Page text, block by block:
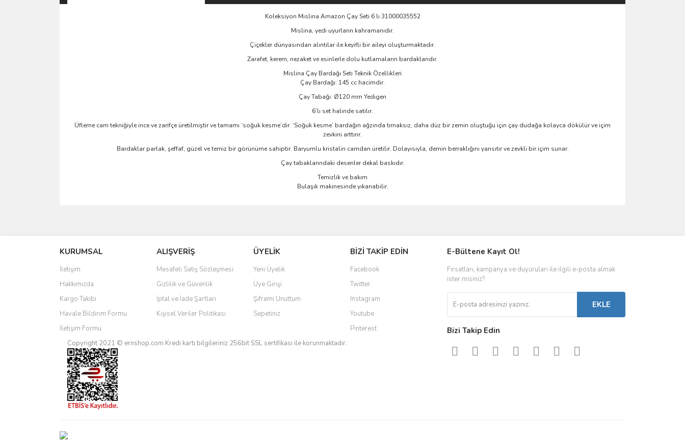
Koleksiyon Mislina Amazon Çay Seti 6 lı 31000035552
Mislina, yedi uyurların kahramanıdır.
Çiçekler dünyasından alıntılar ile keyifli bir aileyi oluşturmaktadır.
Zarafet, kerem, nezaket ve esinlerle dolu kutlamaların bardaklarıdır.
Mislina Çay Bardağı Seti Teknik Özellikleri
Çay Bardağı: 145 cc hacimdir.
Çay Tabağı: Ø120 mm Yedigen
6’lı set halinde satılır.
Üfleme cam tekniğiyle ince ve zarifçe üretilmiştir ve tamamı ‘soğuk kesme’dir. ‘Soğuk kesme’ bardağın ağzında tırnaksız, daha düz bir zemin oluştuğu için çay dudağa kolayca dökülür ve içim
zevkini arttırır.
Bardaklar parlak, şeffaf, güzel ve temiz bir görünüme sahiptir. Baryumlu kristalin camdan üretilir. Dolayısıyla, demin berraklığını yansıtır ve zevkli bir içim sunar.
Çay tabaklarındaki desenler dekal baskıdır.
Temizlik ve bakım
Bulaşık makinesinde yıkanabilir.
Ürün resmi kalitesiz, bozuk veya görüntülenemiyor.
Ürün açıklamasında eksik bilgiler bulunuyor.
Ürün bilgilerinde hatalar bulunuyor.
Ürün fiyatı diğer sitelerden daha pahalı.
Bu ürüne benzer farklı alternatifler olmalı.
KURUMSAL
İletişim
Hakkımızda
Kargo Takibi
Havale Bildirim Formu
İletişim Formu
ALIŞVERİŞ
Mesafeli Satış Sözleşmesi
Gizlilik ve Güvenlik
İptal ve İade Şartları
Kişisel Veriler Politikası
ÜYELİK
Yeni Üyelik
Üye Girişi
Şifremi Unuttum
Sepetiniz
BİZİ TAKİP EDİN
Facebook
Twitter
Instagram
Youtube
Pinterest
Copyright 2021 © ernshop.com Kredi kartı bilgileriniz 256bit SSL sertifikası ile korunmaktadır.
E-Bültene Kayıt Ol!
Fırsatları, kampanya ve duyuruları ile ilgili e-posta almak
ister misiniz?
EKLE
Bizi Takip Edin